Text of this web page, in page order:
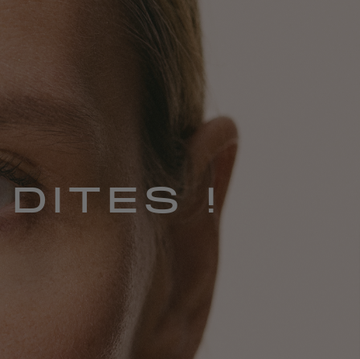
DITES !